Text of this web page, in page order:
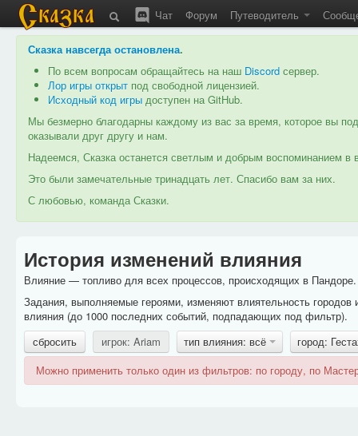
Чат Форум Путеводитель
Сказка навсегда остановлена.
По всем вопросам обращайтесь на наш Discord сервер.
Лор игры открыт под свободной лицензией.
Исходный код игры доступен на GitHub.
Мы безмерно благодарны каждому из вас за время, которое вы
оказывали друг другу и нам.
Надеемся, Сказка останется светлым и добрым воспоминанием
Это были замечательные тринадцать лет. Спасибо вам за них.
С любовью, команда Сказки.
История изменений влияния
Влияние — топливо для всех процессов, происходящих в
Задания, выполняемые героями, изменяют влиятельность
влияния (до 1000 последних событий, подпадающих под фильтр).
сбросить
игрок: Ariam тип влияния: всё
город:
Можно применить только один из фильтров: по городу, по